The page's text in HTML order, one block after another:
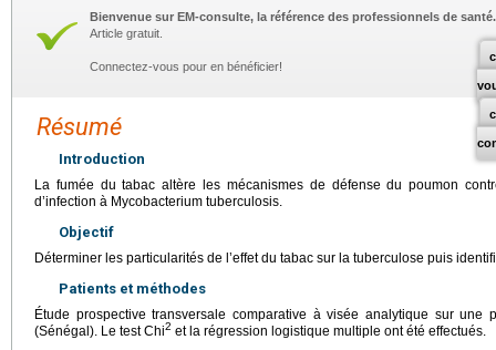
Bienvenue sur EM-consulte, la référence des professionnels de santé.
Article gratuit.
Connectez-vous pour en bénéficier!
Résumé
Introduction
La fumée du tabac altère les mécanismes de défense du poumon
d’infection à Mycobacterium tuberculosis.
Objectif
Déterminer les particularités de l’effet du tabac sur la tuberculose puis
Patients et méthodes
Étude prospective transversale comparative à visée analytique sur
(Sénégal). Le test Chi2 et la régression logistique multiple ont été effectués.